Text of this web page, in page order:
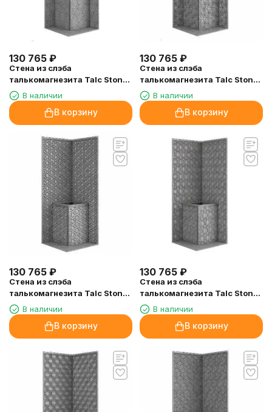
130 765 ₽
Стена из слэба
талькомагнезита Talc Stone
wall 52 с гравировкой
В наличии
В корзину
130 765 ₽
Стена из слэба
талькомагнезита Talc Stone
wall 51 с гравировкой
В наличии
В корзину
130 765 ₽
Стена из слэба
талькомагнезита Talc Stone
wall 50 с гравировкой
В наличии
В корзину
130 765 ₽
Стена из слэба
талькомагнезита Talc Stone
wall 49 с гравировкой
В наличии
В корзину